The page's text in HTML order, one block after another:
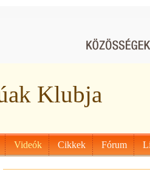
Klubja
Videók Cikkek Fórum